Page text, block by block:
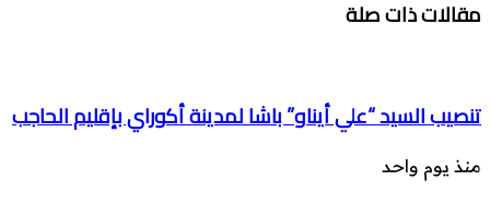
مقالات ذات صلة
تنصيب السيد “علي أيناو” باشا لمدينة أكوراي بإقليم الحاجب
منذ يوم واحد